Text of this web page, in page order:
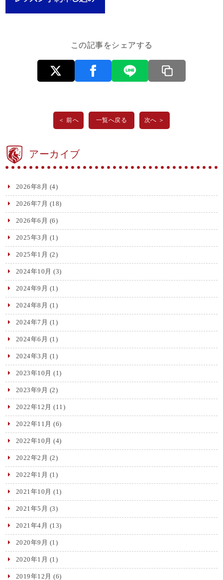
この記事をシェアする
＜ 前へ 一覧へ戻る 次へ ＞
アーカイブ
2026年8月 (4)
2026年7月 (18)
2026年6月 (6)
2025年3月 (1)
2025年1月 (2)
2024年10月 (3)
2024年9月 (1)
2024年8月 (1)
2024年7月 (1)
2024年6月 (1)
2024年3月 (1)
2023年10月 (1)
2023年9月 (2)
2022年12月 (11)
2022年11月 (6)
2022年10月 (4)
2022年2月 (2)
2022年1月 (1)
2021年10月 (1)
2021年5月 (3)
2021年4月 (13)
2020年9月 (1)
2020年1月 (1)
2019年12月 (6)